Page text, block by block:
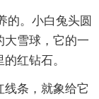
的。小白兔头圆
大雪球，它的一
红钻石。
条，就象给它